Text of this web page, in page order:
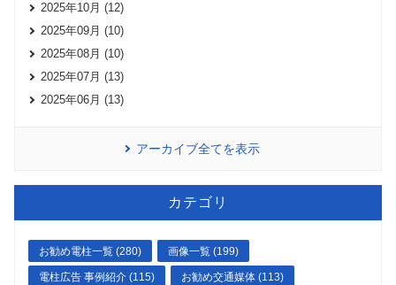
2025年10月 (12)
2025年09月 (10)
2025年08月 (10)
2025年07月 (13)
2025年06月 (13)
アーカイブ全てを表示
カテゴリ
お勧め電柱一覧 (280) 画像一覧 (199)
電柱広告 事例紹介 (115) お勧め交通媒体 (113)